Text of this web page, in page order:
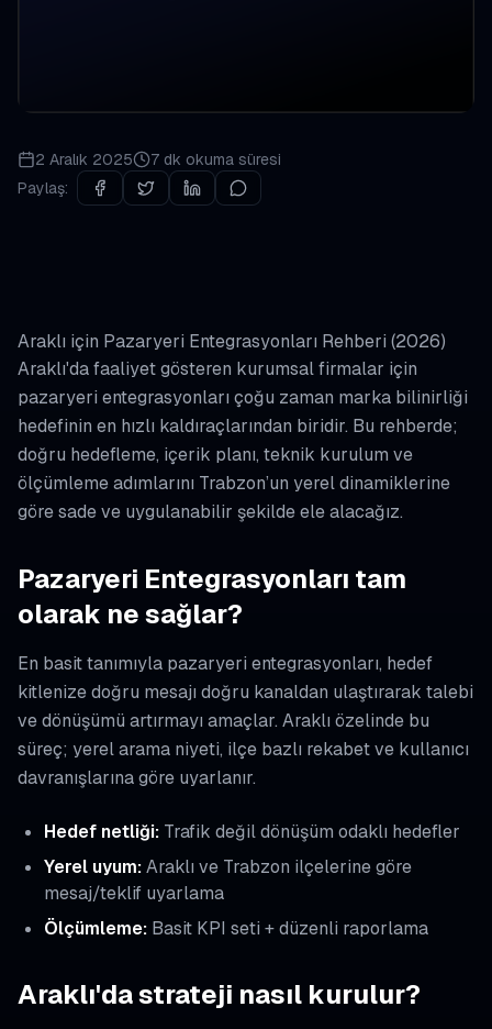
2 Aralık 2025 7 dk okuma süresi
Paylaş:
Araklı için Pazaryeri Entegrasyonları Rehberi (2026)
Araklı'da faaliyet gösteren kurumsal firmalar için
pazaryeri entegrasyonları çoğu zaman marka bilinirliği
hedefinin en hızlı kaldıraçlarından biridir. Bu rehberde;
doğru hedefleme, içerik planı, teknik kurulum ve
ölçümleme adımlarını Trabzon’un yerel dinamiklerine
göre sade ve uygulanabilir şekilde ele alacağız.
Pazaryeri Entegrasyonları tam
olarak ne sağlar?
En basit tanımıyla pazaryeri entegrasyonları, hedef
kitlenize doğru mesajı doğru kanaldan ulaştırarak talebi
ve dönüşümü artırmayı amaçlar. Araklı özelinde bu
süreç; yerel arama niyeti, ilçe bazlı rekabet ve kullanıcı
davranışlarına göre uyarlanır.
Hedef netliği: Trafik değil dönüşüm odaklı hedefler
Yerel uyum:Araklı ve Trabzon ilçelerine göre
mesaj/teklif uyarlama
Ölçümleme: Basit KPI seti + düzenli raporlama
Araklı'da strateji nasıl kurulur?